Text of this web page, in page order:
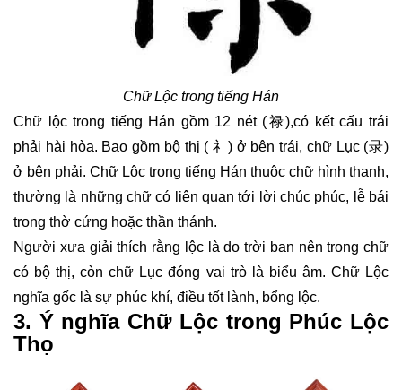
Chữ Lộc trong tiếng Hán
Chữ lộc trong tiếng Hán gồm 12 nét (禄),có kết cấu trái
phải hài hòa. Bao gồm bộ thị ( 礻) ở bên trái, chữ Lục (录)
ở bên phải. Chữ Lộc trong tiếng Hán thuộc chữ hình thanh,
thường là những chữ có liên quan tới lời chúc phúc, lễ bái
trong thờ cứng hoặc thần thánh.
Người xưa giải thích rằng lộc là do trời ban nên trong chữ
có bộ thị, còn chữ Lục đóng vai trò là biểu âm. Chữ Lộc
nghĩa gốc là sự phúc khí, điều tốt lành, bổng lộc.
3. Ý nghĩa Chữ Lộc trong Phúc Lộc
Thọ